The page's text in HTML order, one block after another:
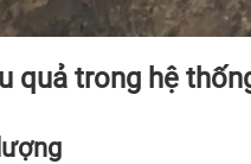
quả trong hệ